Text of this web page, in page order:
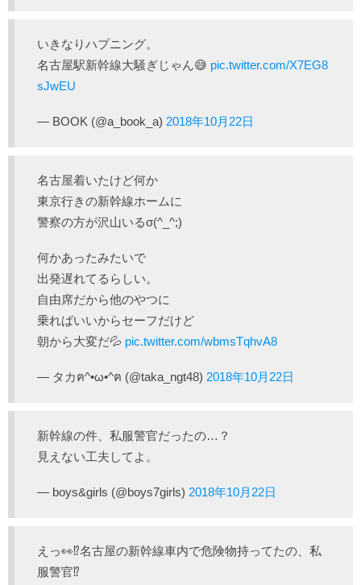
いきなりハプニング。
名古屋駅新幹線大騒ぎじゃん😅 pic.twitter.com/X7EG8
sJwEU
— BOOK (@a_book_a) 2018年10月22日
名古屋着いたけど何か
東京行きの新幹線ホームに
警察の方が沢山いるσ(^_^;)
何かあったみたいで
出発遅れてるらしい。
自由席だから他のやつに
乗ればいいからセーフだけど
朝から大変だ💦 pic.twitter.com/wbmsTqhvA8
— タカฅ^•ω•^ฅ (@taka_ngt48) 2018年10月22日
新幹線の件、私服警官だったの…？
見えない工夫してよ。
— boys&girls (@boys7girls) 2018年10月22日
えっ👀⁉️名古屋の新幹線車内で危険物持ってたの、私
服警官⁉️